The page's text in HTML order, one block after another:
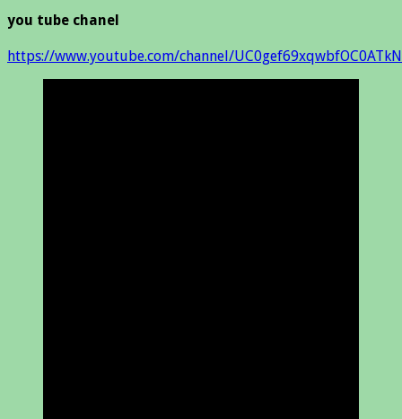
you tube chanel
https://www.youtube.com/channel/